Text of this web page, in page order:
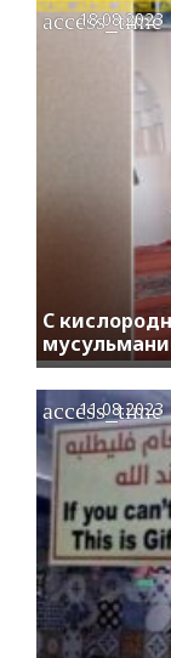
С
access_time
18.08.2023
access_time
11.08.2023